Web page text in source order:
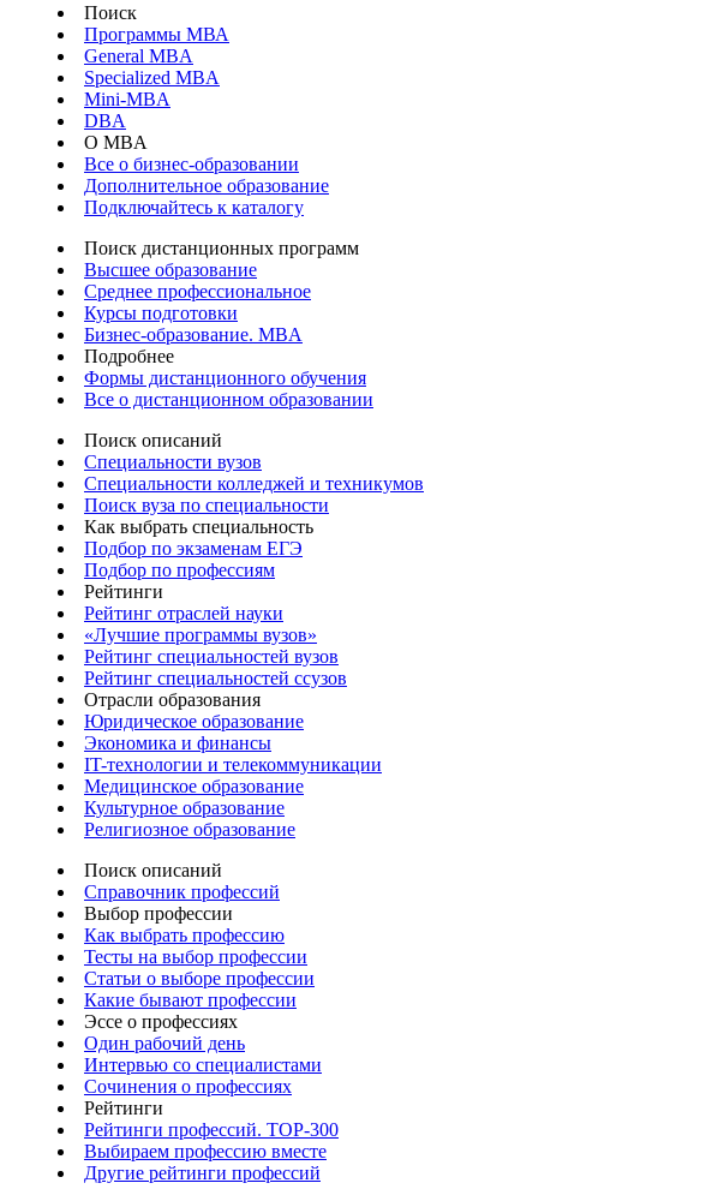
Поиск
Программы МВА
General MBA
Specialized MBA
Mini-MBA
DBA
О MBA
Все о бизнес-образовании
Дополнительное образование
Подключайтесь к каталогу
Поиск дистанционных программ
Высшее образование
Среднее профессиональное
Курсы подготовки
Бизнес-образование. MBA
Подробнее
Формы дистанционного обучения
Все о дистанционном образовании
Поиск описаний
Специальности вузов
Специальности колледжей и техникумов
Поиск вуза по специальности
Как выбрать специальность
Подбор по экзаменам ЕГЭ
Подбор по профессиям
Рейтинги
Рейтинг отраслей науки
«Лучшие программы вузов»
Рейтинг специальностей вузов
Рейтинг специальностей ссузов
Отрасли образования
Юридическое образование
Экономика и финансы
IT-технологии и телекоммуникации
Медицинское образование
Культурное образование
Религиозное образование
Поиск описаний
Справочник профессий
Выбор профессии
Как выбрать профессию
Тесты на выбор профессии
Статьи о выборе профессии
Какие бывают профессии
Эссе о профессиях
Один рабочий день
Интервью со специалистами
Сочинения о профессиях
Рейтинги
Рейтинги профессий. TOP-300
Выбираем профессию вместе
Другие рейтинги профессий